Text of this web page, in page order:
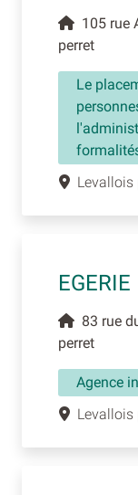
105 rue
perret
Le
Levallois
EGERIE
83 rue
perret
Agence
Levallois